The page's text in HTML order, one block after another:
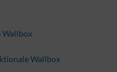
Wallbox
Wallbox